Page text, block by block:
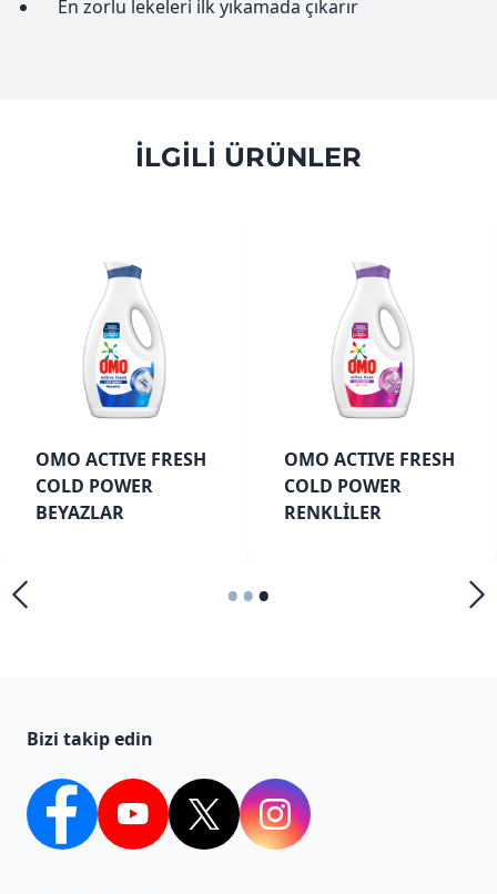
En zorlu lekeleri ilk yıkamada çıkarır
ILGILI ÜRÜNLER
OMO ACTIVE FRESH
COLD POWER
BEYAZLAR
OMO ACTIVE FRESH
COLD POWER
RENKLİLER
•••
Bizi takip edin
FacebookYouTubeTwitter Instagram